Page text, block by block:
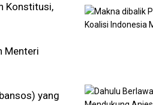
Konstitusi,
Menteri
yang